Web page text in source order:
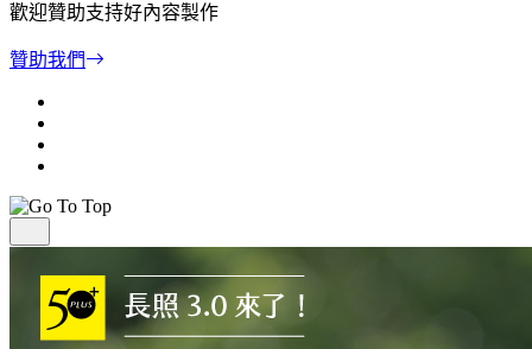
歡迎贊助支持好內容製作
贊助我們